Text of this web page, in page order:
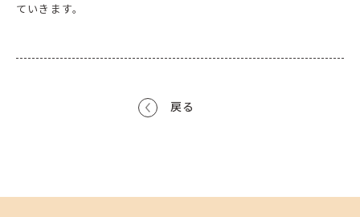
ていきます。
戻る